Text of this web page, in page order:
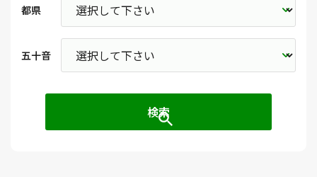
都県
五十音